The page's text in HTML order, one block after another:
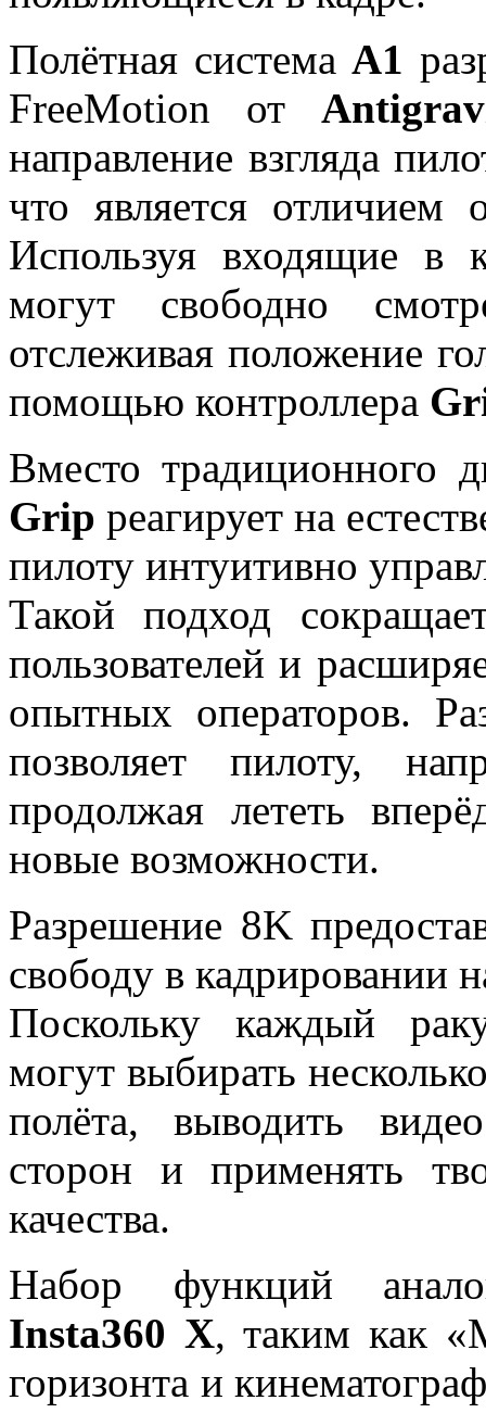
Полётная система A1
FreeMotion от
направление взгляда
что является отличием
Используя входящие в
могут свободно
отслеживая положение
помощью контроллера
Вместо традиционного
Grip реагирует на
пилоту интуитивно
Такой подход
пользователей и
опытных операторов.
позволяет пилоту,
продолжая лететь
новые возможности.
Разрешение 8K
свободу в кадрировании
Поскольку каждый
могут выбирать
полёта, выводить
сторон и применять
качества.
Набор функций
Insta360 X, таким как
горизонта и